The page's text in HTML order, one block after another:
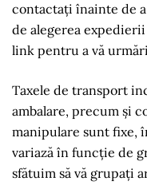
contactați înainte de
de alegerea
link pentru a vă
Taxele de transport
ambalare, precum și
manipulare sunt fixe,
variază în funcție de
sfătuim să vă grupați